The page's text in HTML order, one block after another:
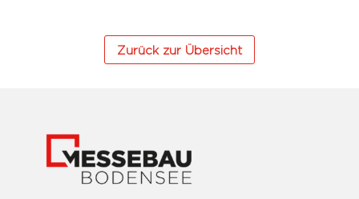
Zurück zur Übersicht